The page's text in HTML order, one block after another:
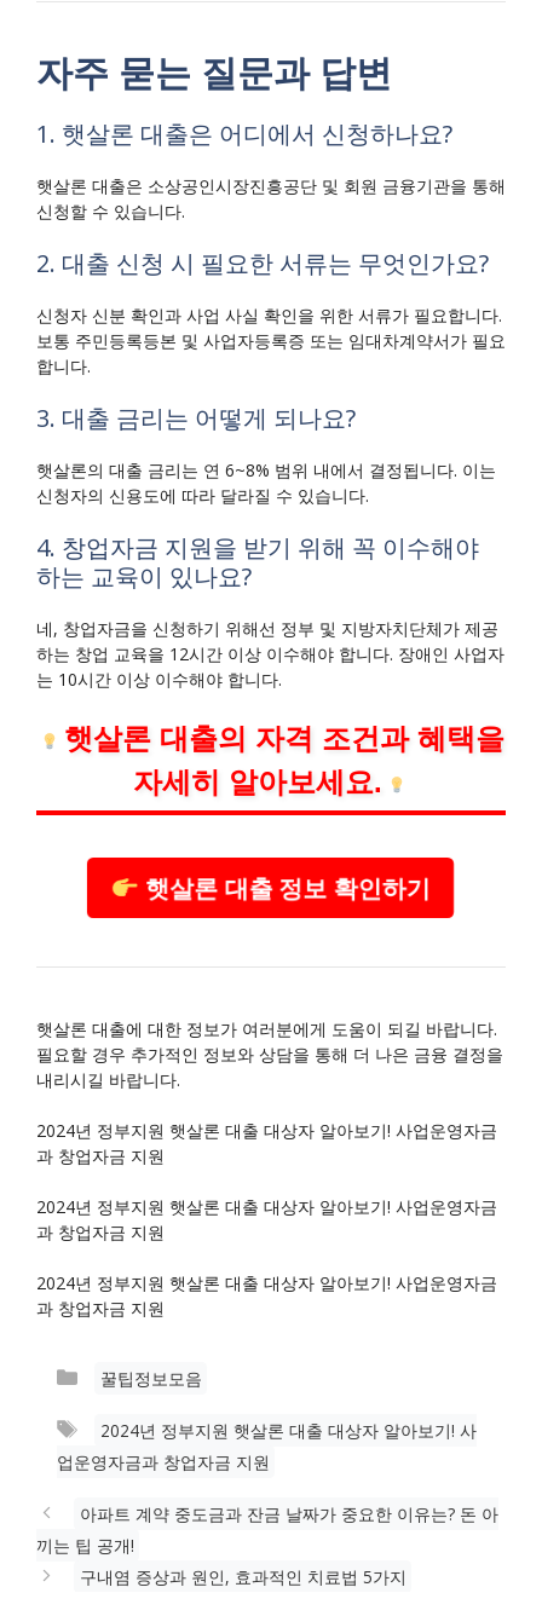
자주 묻는 질문과 답변
1. 햇살론 대출은 어디에서 신청하나요?
햇살론 대출은 소상공인시장진흥공단 및 회원 금융기관을 통해
신청할 수 있습니다.
2. 대출 신청 시 필요한 서류는 무엇인가요?
신청자 신분 확인과 사업 사실 확인을 위한 서류가 필요합니다.
보통 주민등록등본 및 사업자등록증 또는 임대차계약서가 필요
합니다.
3. 대출 금리는 어떻게 되나요?
햇살론의 대출 금리는 연 6~8% 범위 내에서 결정됩니다. 이는
신청자의 신용도에 따라 달라질 수 있습니다.
4. 창업자금 지원을 받기 위해 꼭 이수해야
하는 교육이 있나요?
네, 창업자금을 신청하기 위해선 정부 및 지방자치단체가 제공
하는 창업 교육을 12시간 이상 이수해야 합니다. 장애인 사업자
는 10시간 이상 이수해야 합니다.
햇살론 대출의 자격 조건과 혜택을
자세히 알아보세요.
햇살론 대출 정보 확인하기
햇살론 대출에 대한 정보가 여러분에게 도움이 되길 바랍니다.
필요할 경우 추가적인 정보와 상담을 통해 더 나은 금융 결정을
내리시길 바랍니다.
2024년 정부지원 햇살론 대출 대상자 알아보기! 사업운영자금
과 창업자금 지원
2024년 정부지원 햇살론 대출 대상자 알아보기! 사업운영자금
과 창업자금 지원
2024년 정부지원 햇살론 대출 대상자 알아보기! 사업운영자금
과 창업자금 지원
카
고
리
꿀팁정보모음
태
그
2024년 정부지원 햇살론 대출 대상자 알아보기! 사
업운영자금과 창업자금 지원
아파트 계약 중도금과 잔금 날짜가 중요한 이유는? 돈 아
끼는 팁 공개!
구내염 증상과 원인, 효과적인 치료법 5가지